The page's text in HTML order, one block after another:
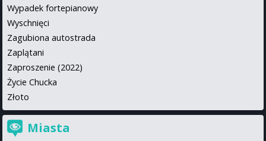
Wypadek fortepianowy
Wyschnięci
Zagubiona autostrada
Zaplątani
Zaproszenie (2022)
Życie Chucka
Złoto
Miasta